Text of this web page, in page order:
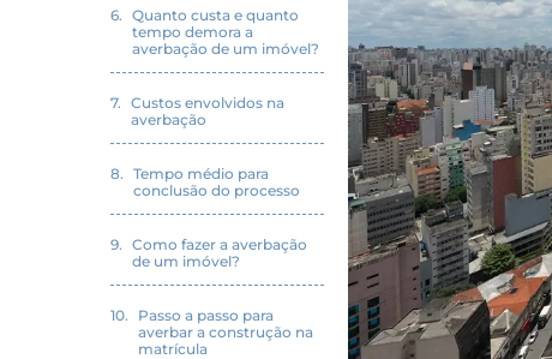
Quanto custa e quanto
tempo demora a
averbação de um imóvel?
Custos envolvidos na
averbação
Tempo médio para
conclusão do processo
Como fazer a averbação
de um imóvel?
Passo a passo para
averbar a construção na
matrícula